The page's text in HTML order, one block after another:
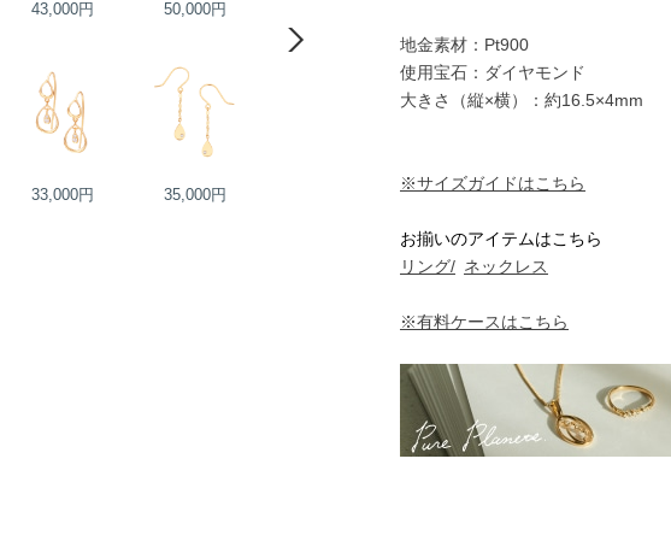
43,000円 50,000円
33,000円 35,000円 55,000円 19,000円
地金素材：Pt900
使用宝石：ダイヤモンド
大きさ（縦×横）：約16.5×4mm
※サイズガイドはこちら
お揃いのアイテムはこちら
リング/ ネックレス
※有料ケースはこちら